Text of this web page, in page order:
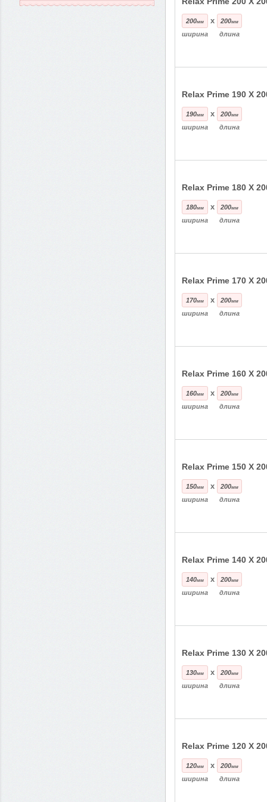
200мм
ширина
x 200мм
длина
Relax Prime 190 Х
190мм
ширина
x 200мм
длина
Relax Prime 180 Х
180мм
ширина
x 200мм
длина
Relax Prime 170 Х
170мм
ширина
x 200мм
длина
Relax Prime 160 Х
160мм
ширина
x 200мм
длина
Relax Prime 150 Х
150мм
ширина
x 200мм
длина
Relax Prime 140 Х
140мм
ширина
x 200мм
длина
Relax Prime 130 Х
130мм
ширина
x 200мм
длина
Relax Prime 120 Х
120мм
ширина
x 200мм
длина